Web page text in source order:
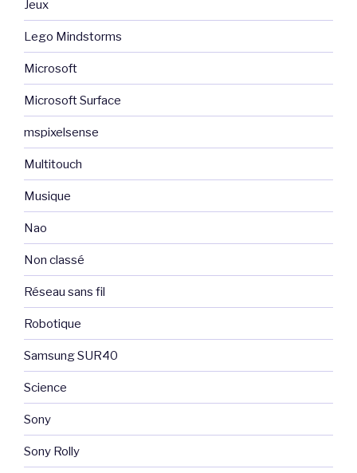
Jeux
Lego Mindstorms
Microsoft
Microsoft Surface
mspixelsense
Multitouch
Musique
Nao
Non classé
Réseau sans fil
Robotique
Samsung SUR40
Science
Sony
Sony Rolly